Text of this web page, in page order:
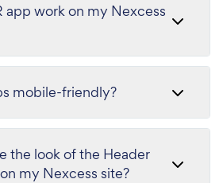
app work on my Nexcess
mobile-friendly?
the look of the Header
my Nexcess site?